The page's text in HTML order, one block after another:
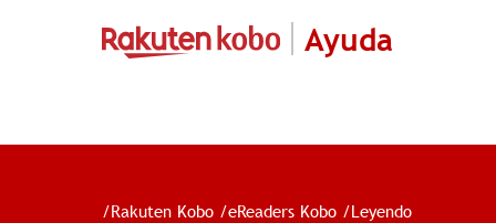
Ayuda
/Rakuten Kobo /eReaders Kobo /Leyendo